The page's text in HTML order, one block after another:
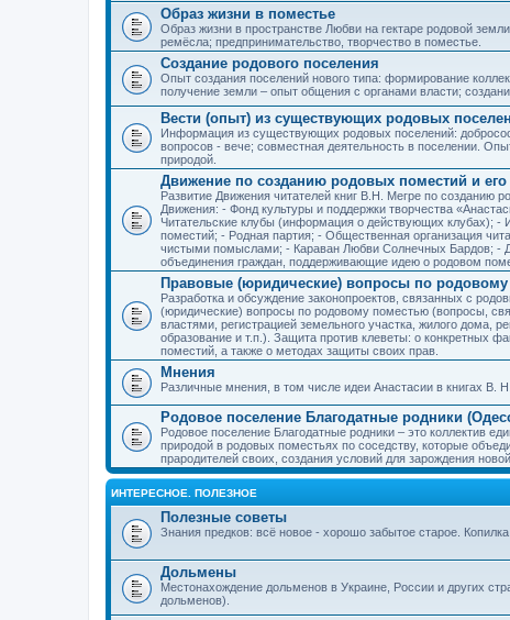
Образ жизни в поместье
Образ жизни в пространстве Любви на гектаре родовой
ремёсла; предпринимательство, творчество в поместье.
Создание родового поселения
Опыт создания поселений нового типа: формирование
получение земли – опыт общения с органами власти;
Вести (опыт) из существующих родовых
Информация из существующих родовых поселений:
вопросов - вече; совместная деятельность в поселении.
природой.
Движение по созданию родовых поместий и его
Развитие Движения читателей книг В.Н. Мегре по созданию
Движения: - Фонд культуры и поддержки творчества
Читательские клубы (информация о действующих клубах);
поместий; - Родная партия; - Общественная организация
чистыми помыслами; - Караван Любви Солнечных Бардов; -
объединения граждан, поддерживающие идею о родовом
Правовые (юридические) вопросы по
Разработка и обсуждение законопроектов, связанных с
(юридические) вопросы по родовому поместью (вопросы,
властями, регистрацией земельного участка, жилого дома,
образование и т.п.). Защита против клеветы: о конкретных
поместий, а также о методах защиты своих прав.
Мнения
Различные мнения, в том числе идеи Анастасии в книгах В.
Родовое поселение Благодатные родники
Родовое поселение Благодатные родники – это коллектив
природой в родовых поместьях по соседству, которые
прародителей своих, создания условий для зарождения
ИНТЕРЕСНОЕ. ПОЛЕЗНОЕ
Полезные советы
Знания предков: всё новое - хорошо забытое старое.
Дольмены
Местонахождение дольменов в Украине, России и других
дольменов).